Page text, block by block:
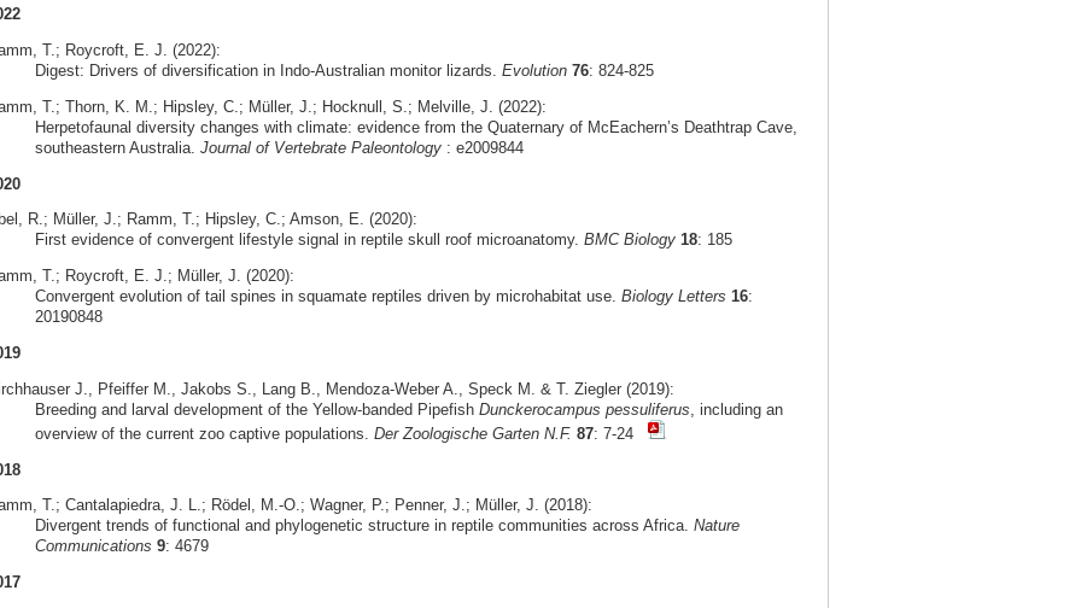
T.; Roycroft, E. J. (2022):
Digest: Drivers of diversification in Indo-Australian monitor lizards. Evolution 76: 824-825
T.; Thorn, K. M.; Hipsley, C.; Müller, J.; Hocknull, S.; Melville, J. (2022):
Herpetofaunal diversity changes with climate: evidence from the Quaternary of McEachern’s Deathtrap Cave,
southeastern Australia. Journal of Vertebrate Paleontology: e2009844
R.; Müller, J.; Ramm, T.; Hipsley, C.; Amson, E. (2020):
First evidence of convergent lifestyle signal in reptile skull roof microanatomy. BMC Biology 18: 185
T.; Roycroft, E. J.; Müller, J. (2020):
Convergent evolution of tail spines in squamate reptiles driven by microhabitat use. Biology Letters 16:
20190848
J., Pfeiffer M., Jakobs S., Lang B., Mendoza-Weber A., Speck M. & T. Ziegler (2019):
Breeding and larval development of the Yellow-banded Pipefish Dunckerocampus pessuliferus , including an
overview of the current zoo captive populations. Der Zoologische Garten N.F. 87: 7-24
T.; Cantalapiedra, J. L.; Rödel, M.-O.; Wagner, P.; Penner, J.; Müller, J. (2018):
Divergent trends of functional and phylogenetic structure in reptile communities across Africa. Nature
Communications 9: 4679